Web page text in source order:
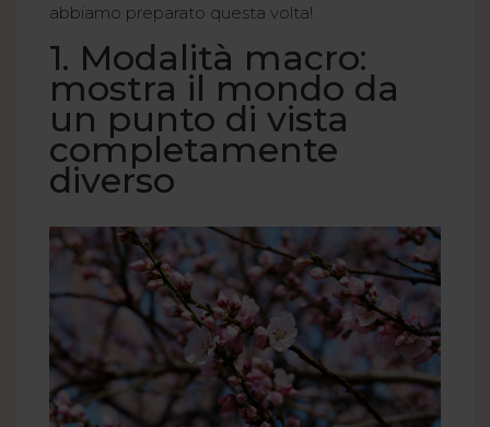
abbiamo preparato questa volta!
1. Modalità macro:
mostra il mondo da
un punto di vista
completamente
diverso